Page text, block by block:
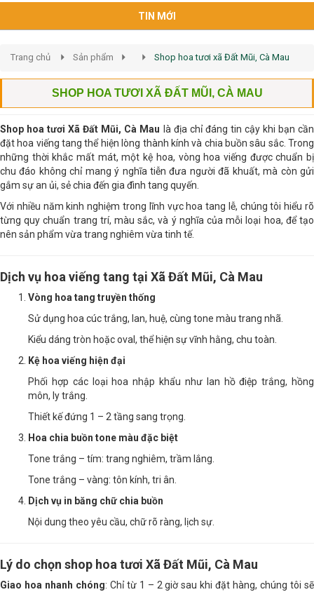
TIN MỚI
Trang chủ Sản phẩm Shop hoa tươi xã Đất Mũi, Cà Mau
SHOP HOA TƯƠI XÃ ĐẤT MŨI, CÀ MAU
Shop hoa tươi Xã Đất Mũi, Cà Mau là địa chỉ đáng tin cậy khi bạn cần
đặt hoa viếng tang thể hiện lòng thành kính và chia buồn sâu sắc. Trong
những thời khắc mất mát, một kệ hoa, vòng hoa viếng được chuẩn bị
chu đáo không chỉ mang ý nghĩa tiễn đưa người đã khuất, mà còn gửi
gắm sự an ủi, sẻ chia đến gia đình tang quyến.
Với nhiều năm kinh nghiệm trong lĩnh vực hoa tang lễ, chúng tôi hiểu rõ
từng quy chuẩn trang trí, màu sắc, và ý nghĩa của mỗi loại hoa, để tạo
nên sản phẩm vừa trang nghiêm vừa tinh tế.
Dịch vụ hoa viếng tang tại Xã Đất Mũi, Cà Mau
Vòng hoa tang truyền thống
Sử dụng hoa cúc trắng, lan, huệ, cùng tone màu trang nhã.
Kiểu dáng tròn hoặc oval, thể hiện sự vĩnh hằng, chu toàn.
Kệ hoa viếng hiện đại
Phối hợp các loại hoa nhập khẩu như lan hồ điệp trắng, hồng
môn, ly trắng.
Thiết kế đứng 1 – 2 tầng sang trọng.
Hoa chia buồn tone màu đặc biệt
Tone trắng – tím: trang nghiêm, trầm lắng.
Tone trắng – vàng: tôn kính, tri ân.
Dịch vụ in băng chữ chia buồn
Nội dung theo yêu cầu, chữ rõ ràng, lịch sự.
Lý do chọn shop hoa tươi Xã Đất Mũi, Cà Mau
Giao hoa nhanh chóng: Chỉ từ 1 – 2 giờ sau khi đặt hàng, chúng tôi sẽ